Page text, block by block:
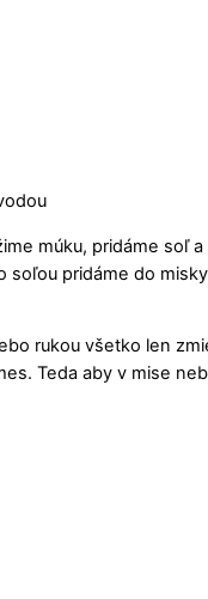
múku, pridáme soľ a
soľou pridáme do
rukou všetko len
Teda aby v mise